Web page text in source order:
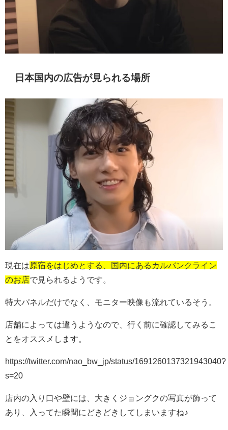
日本国内の広告が見られる場所
現在は原宿をはじめとする、国内にあるカルバンクライン
のお店で見られるようです。
特大パネルだけでなく、モニター映像も流れているそう。
店舗によっては違うようなので、行く前に確認してみるこ
とをオススメします。
https://twitter.com/nao_bw_jp/status/1691260137321943040?
s=20
店内の入り口や壁には、大きくジョングクの写真が飾って
あり、入ってた瞬間にどきどきしてしまいますね♪